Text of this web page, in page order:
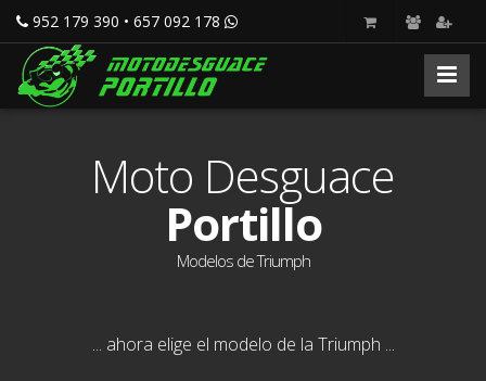
952 179 390 • 657 092 178
Moto Desguace
Portillo
Modelos de Triumph
... ahora elige el modelo de la Triumph ...